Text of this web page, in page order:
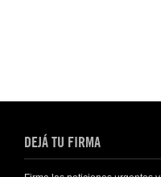
DEJÁ TU FIRMA